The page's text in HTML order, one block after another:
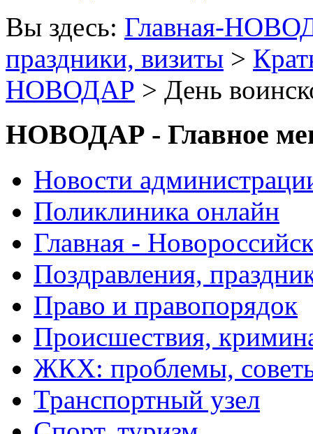
Вы здесь: Главная-
праздники, визиты >
НОВОДАР > День
НОВОДАР - Главное
Новости
Поликлиника онлайн
Главная -
Поздравления,
Право и правопорядок
Происшествия,
ЖКХ: проблемы,
Транспортный узел